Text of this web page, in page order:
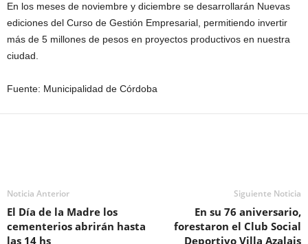
En los meses de noviembre y diciembre se desarrollarán Nuevas
ediciones del Curso de Gestión Empresarial, permitiendo invertir
más de 5 millones de pesos en proyectos productivos en nuestra
ciudad.
Fuente: Municipalidad de Córdoba
Noticia Anterior
El Día de la Madre los
cementerios abrirán hasta
las 14 hs
Siguiente Noticia
En su 76 aniversario,
forestaron el Club Social
Deportivo Villa Azalais